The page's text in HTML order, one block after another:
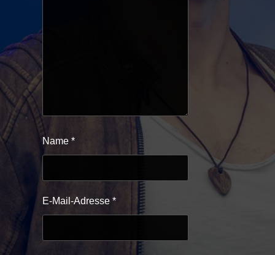
Name *
E-Mail-Adresse *